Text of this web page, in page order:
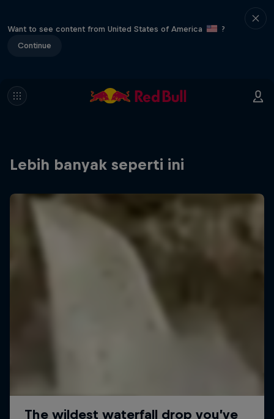
Want to see content from United States of America
?
Continue
Lebih banyak seperti ini